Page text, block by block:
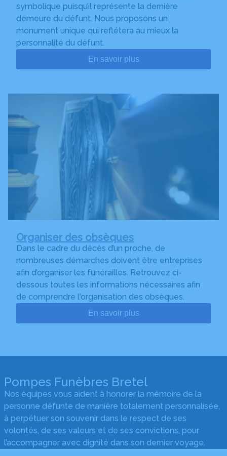
symbolique puisqu’il représente la dernière
demeure du défunt. Nous proposons un
monument unique qui reflétera au mieux la
personnalité du défunt.
En savoir plus
Organiser des obsèques
Dans le cadre du décès d’un proche, de
nombreuses démarches doivent être entreprises
afin d’organiser les funérailles. Retrouvez ci-
dessous toutes les informations nécessaires afin
de comprendre l'organisation des obsèques.
En savoir plus
Pompes Funèbres Bretel
Nos équipes vous aident à honorer la mémoire de la
personne défunte de manière totalement personnalisée,
à perpétuer son souvenir dans le respect de ses
volontés, de ses valeurs et de ses convictions, pour
l’accompagner avec dignité dans son dernier voyage.